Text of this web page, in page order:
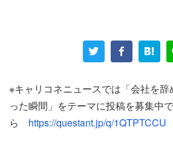
「常に『アポイント取れないのは人
クを聞いて、罵倒だったり鼻で笑っ
した」
※キャリコネニュースでは「会社を
った瞬間」をテーマに投稿を募集中
ら https://questant.jp/q/1QTPTCCU